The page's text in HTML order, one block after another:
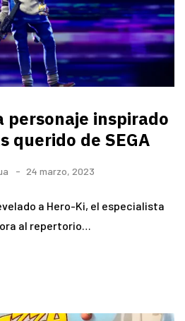
personaje inspirado
querido de SEGA
24 marzo, 2023
a Hero-Ki, el especialista
al repertorio…